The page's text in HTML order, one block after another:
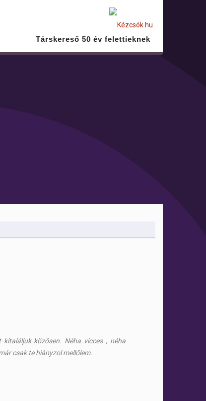
Társkereső 50 év felettieknek
közösen. Néha vicces , néha
csak te hiányzol mellőlem.